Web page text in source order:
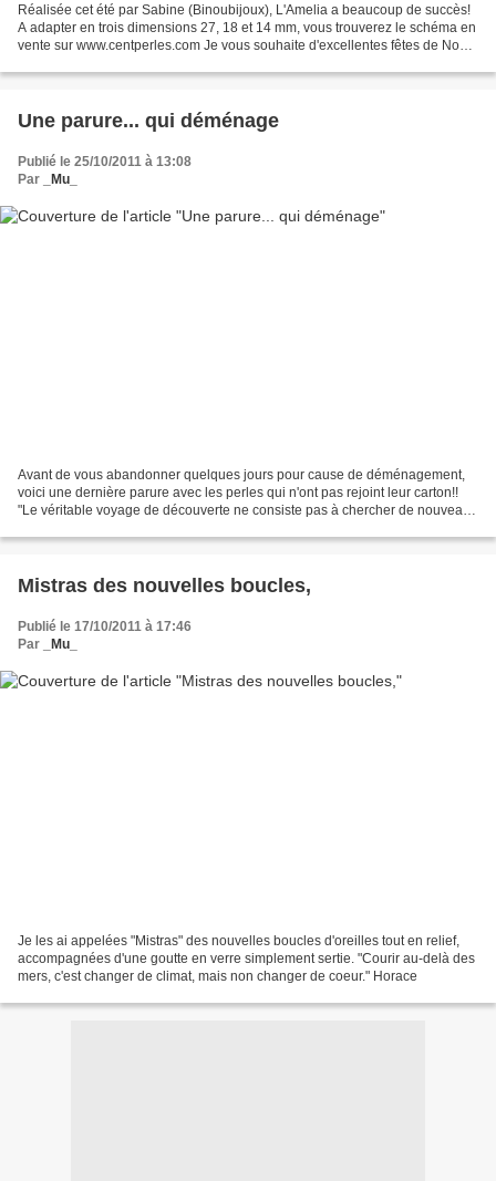
Réalisée cet été par Sabine (Binoubijoux), L'Amelia a beaucoup de succès!
A adapter en trois dimensions 27, 18 et 14 mm, vous trouverez le schéma en
vente sur www.centperles.com Je vous souhaite d'excellentes fêtes de Noël
Une parure... qui déménage
Publié le 25/10/2011 à 13:08
Par
_Mu_
Avant de vous abandonner quelques jours pour cause de déménagement,
voici une dernière parure avec les perles qui n'ont pas rejoint leur carton!!
"Le véritable voyage de découverte ne consiste pas à chercher de nouveaux
Mistras des nouvelles boucles,
Publié le 17/10/2011 à 17:46
Par
_Mu_
Je les ai appelées "Mistras" des nouvelles boucles d'oreilles tout en relief,
accompagnées d'une goutte en verre simplement sertie. "Courir au-delà des
mers, c'est changer de climat, mais non changer de coeur." Horace